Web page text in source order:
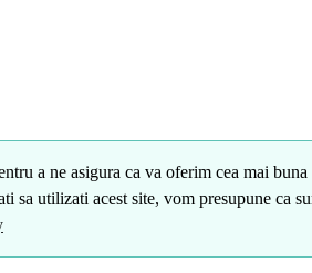
a ne asigura ca va oferim cea mai
sa utilizati acest site, vom presupune ca